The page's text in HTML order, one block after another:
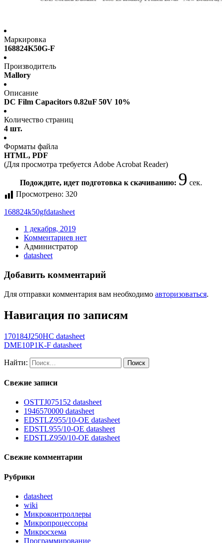
Маркировка
168824K50G-F
Производитель
Mallory
Описание
DC Film Capacitors 0.82uF 50V 10%
Количество страниц
4 шт.
Форматы файла
HTML, PDF
(Для просмотра требуется Adobe Acrobat Reader)
Подождите, идет подготовка к скачиванию: 9 сек.
Просмотрено: 320
168824k50gfdatasheet
1 декабря, 2019
Комментариев нет
Администратор
datasheet
Добавить комментарий
Для отправки комментария вам необходимо авторизоваться.
Навигация по записям
170184J250HC datasheet
DME10P1K-F datasheet
Найти:
Свежие записи
OSTTJ075152 datasheet
1946570000 datasheet
EDSTLZ955/10-OE datasheet
EDSTL955/10-OE datasheet
EDSTLZ950/10-OE datasheet
Свежие комментарии
Рубрики
datasheet
wiki
Микроконтроллеры
Микропроцессоры
Микросхема
Программирование